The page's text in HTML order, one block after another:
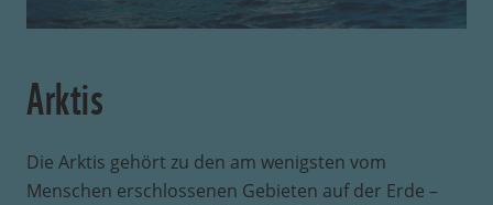
Arktis
Die Arktis gehört zu den am wenigsten vom
Menschen erschlossenen Gebieten auf der Erde –